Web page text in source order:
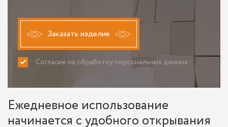
Заказать изделие
Согласие на обработку персональных данных
ПРИНИМАЮ НЕ ПРИНИМАЮ
Ежедневное использование
начинается с удобного открывания